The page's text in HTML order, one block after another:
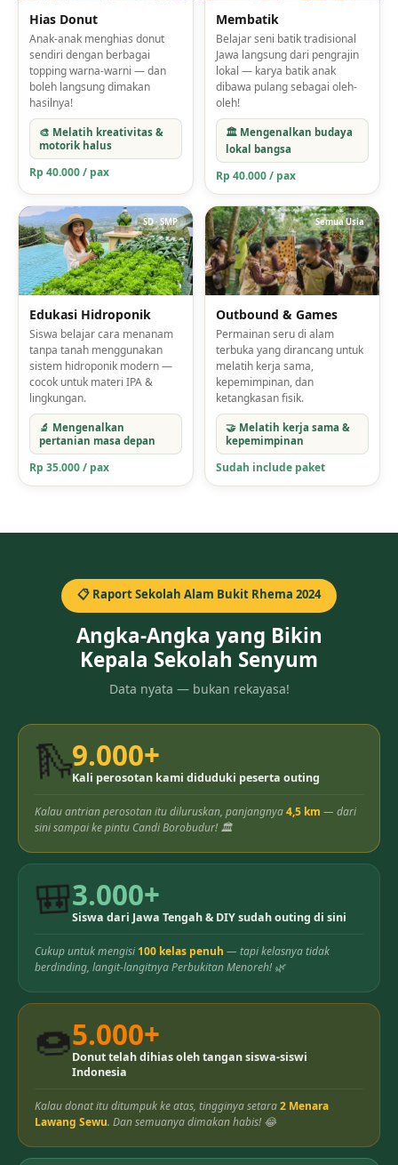
Hias Donut
Anak-anak menghias donut
sendiri dengan berbagai
topping warna-warni — dan
boleh langsung dimakan
hasilnya!
🎨 Melatih kreativitas &
motorik halus
Rp 40.000 / pax
Membatik
Belajar seni batik tradisional
Jawa langsung dari pengrajin
lokal — karya batik anak
dibawa pulang sebagai oleh-
oleh!
🏛️ Mengenalkan budaya
lokal bangsa
Rp 40.000 / pax
SD · SMP
Edukasi Hidroponik
Siswa belajar cara menanam
tanpa tanah menggunakan
sistem hidroponik modern —
cocok untuk materi IPA &
lingkungan.
🔬 Mengenalkan
pertanian masa depan
Rp 35.000 / pax
Semua Usia
Outbound & Games
Permainan seru di alam
terbuka yang dirancang untuk
melatih kerja sama,
kepemimpinan, dan
ketangkasan fisik.
🤝 Melatih kerja sama &
kepemimpinan
Sudah include paket
📋 Raport Sekolah Alam Bukit Rhema 2024
Angka-Angka yang Bikin
Kepala Sekolah Senyum
Data nyata — bukan rekayasa!
🛝9.000+
Kali perosotan kami diduduki peserta outing
Kalau antrian perosotan itu diluruskan, panjangnya4,5 km — dari
sini sampai ke pintu Candi Borobudur! 🏛️
🎒3.000+
Siswa dari Jawa Tengah & DIY sudah outing di sini
Cukup untuk mengisi 100 kelas penuh — tapi kelasnya tidak
berdinding, langit-langitnya Perbukitan Menoreh! 🌿
🍩5.000+
Donut telah dihias oleh tangan siswa-siswi
Indonesia
Kalau donat itu ditumpuk ke atas, tingginya setara2 Menara
Lawang Sewu. Dan semuanya dimakan habis! 😂